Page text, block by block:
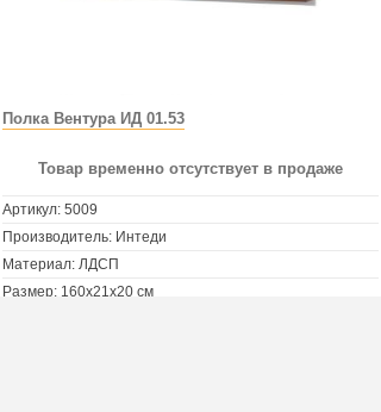
Полка Вентура ИД 01.53
Товар временно отсутствует в продаже
Артикул: 5009
Производитель: Интеди
Материал: ЛДСП
Размер: 160х21х20 см